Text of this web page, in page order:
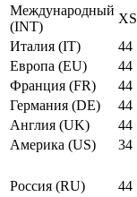
Международный
(INT)
XS
Италия (IT)
44
Европа (EU)
44
Франция (FR)
44
Германия (DE)
44
Англия (UK)
44
Америка (US)
34
Россия (RU)
44